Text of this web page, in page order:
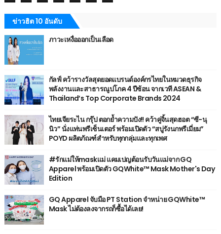
ข่าวฮิต 10 อันดับ
ภาวะเหงื่อออกเป็นเลือด
กัลฟ์ คว้ารางวัลสุดยอดแบรนด์องค์กรไทยในหมวดธุรกิจ
พลังงานและสาธารณูปโภค 4 ปีซ้อน จากเวที ASEAN &
Thailand’s Top Corporate Brands 2024
ไทยเจียระไน กรุ๊ป ตอกย้ำความปัง!! คว้าคู่จิ้นสุดฮอต “ซี-นุ
นิว” นั่งแท่นพรีเซ็นเตอร์ พร้อมเปิดตัว “สบู่รังนกพรีเมี่ยม”
POYD ผลิตภัณฑ์สำหรับทุกกลุ่มและทุกเพศ
#รักแม่ให้maskแม่ แคมเปญต้อนรับวันแม่จาก GQ
Apparel พร้อมเปิดตัว GQWhite™ Mask Mother's Day
Edition
GQ Apparel จับมือ PT Station จำหน่าย GQWhite™
Mask ไม่ต้องลงจากรถก็ซื้อได้เลย!